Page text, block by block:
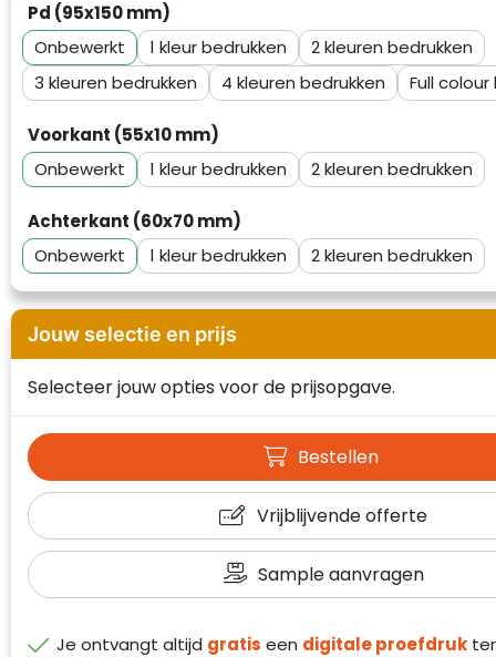
MyKit
Ocean Bottle
Parker
Waterman
Pd (95x150 mm)
Onbewerkt
1
2
3
4 Full colour
Voorkant (55x10 mm)
Onbewerkt
1 2
Achterkant (60x70 mm)
Onbewerkt
1 2
Jouw selectie en prijs
Selecteer jouw opties voor de prijsopgave.
Bestellen
Vrijblijvende offerte
Sample aanvragen
Je ontvangt altijd gratis een digitale proefdrukter
Klantenbeoordelingen laten zien hoe een
website in het algemeen aan de behoeften